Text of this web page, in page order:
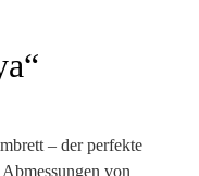
– der perfekte
von